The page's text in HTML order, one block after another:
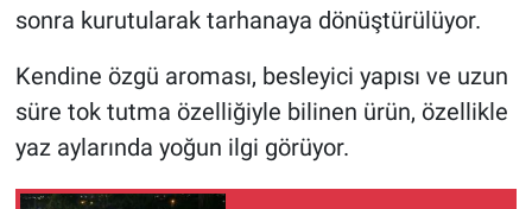
sonra kurutularak tarhanaya dönüştürülüyor.
Kendine özgü aroması, besleyici yapısı ve uzun
süre tok tutma özelliğiyle bilinen ürün, özellikle
yaz aylarında yoğun ilgi görüyor.